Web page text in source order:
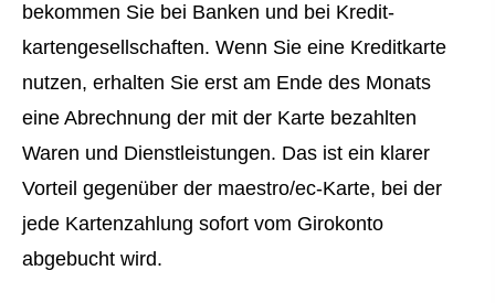
bekommen Sie bei Banken und bei Kredit­
kartengesellschaften. Wenn Sie eine Kredit­karte
nutzen, erhalten Sie erst am Ende des Monats
eine Abrechnung der mit der Karte bezahlten
Waren und Dienstleistungen. Das ist ein klarer
Vorteil gegenüber der maestro/ec-Karte, bei der
jede Kartenzahlung sofort vom Giro­konto
abgebucht wird.